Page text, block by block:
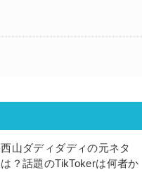
西山ダディダディの元ネタ
は？話題のTikTokerは何者か